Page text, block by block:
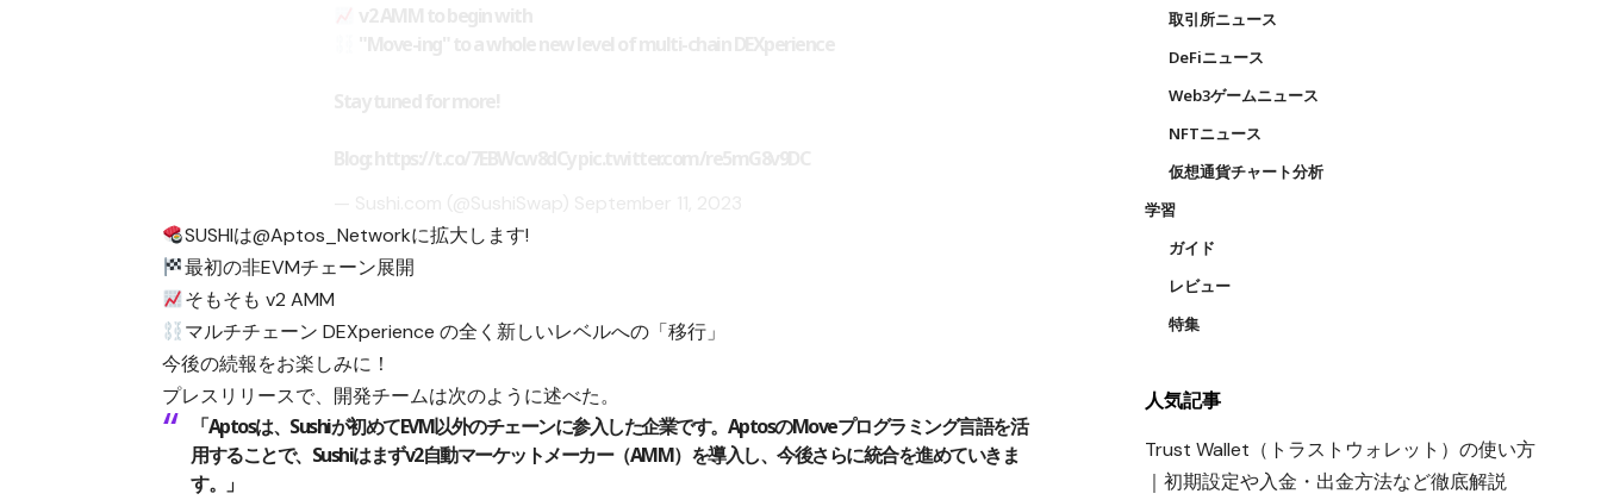
SUSHIは@Aptos_Networkに拡大します!
最初の非EVMチェーン展開
そもそも v2 AMM
マルチチェーン DEXperience の全く新しいレベルへの「移行」
今後の続報をお楽しみに！
プレスリリースで、開発チームは次のように述べた。
「Aptosは、Sushiが初めてEVM以外のチェーンに参入した企業です。AptosのMoveプログラミング言語を活
用することで、Sushiはまずv2自動マーケットメーカー（AMM）を導入し、今後さらに統合を進めていきま
す。」
取引所ニュース
DeFiニュース
Web3ゲームニュース
NFTニュース
仮想通貨チャート分析
学習
ガイド
レビュー
特集
人気記事
Trust Wallet（トラストウォレット）の使い方
｜初期設定や入金・出金方法など徹底解説